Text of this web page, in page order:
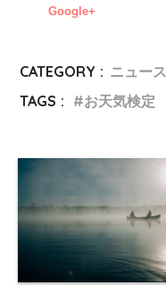
Google+
CATEGORY : ニュー
TAGS :
お天気検定